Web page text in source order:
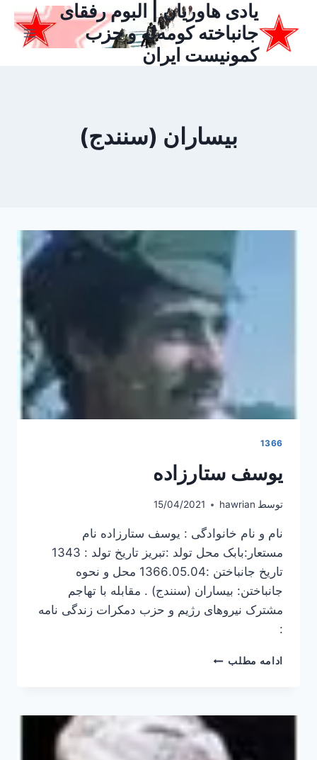
محتوا
یادی هاوریان | البوم رفقای
جانباخته کومه‌له و حزب
کمونیست ایران
بیساران (سنندج)
1366
یوسف ستارزاده
توسط hawrian
15/04/2021
نام و نام خانوادگی : یوسف ستارزاده نام
مستعار:بابک محل تولد :تبریز تاریخ تولد : 1343
تاریخ جانباختن :1366.05.04 محل و نحوه
جانباختن: بیساران (سنندج) . مقابله با تهاجم
مشترک نیروهای رژیم و حزب دمکرات زندگی نامه
:
ادامه مطلب یوسف